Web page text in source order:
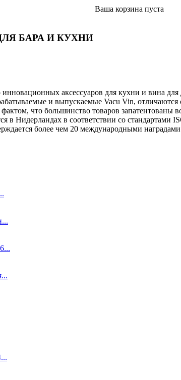
Ваша корзина пуста
БАРА И КУХНИ
аксессуаров для кухни и вина
и выпускаемые Vacu Vin,
что большинство товаров
в Нидерландах в соответствии со стандартами
более чем 20 международными